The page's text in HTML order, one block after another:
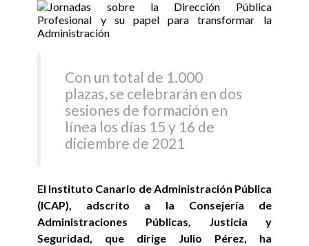
Con un total de 1.000
plazas, se celebrarán en dos
sesiones de formación en
línea los días 15 y 16 de
diciembre de 2021
El Instituto Canario de Administración Pública
(ICAP), adscrito a la Consejería de
Administraciones Públicas, Justicia y
Seguridad, que dirige Julio Pérez, ha